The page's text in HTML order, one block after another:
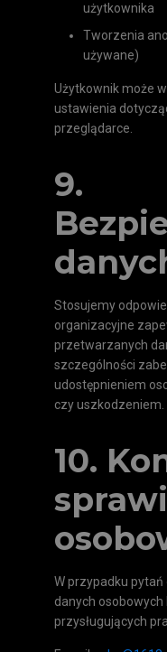
użytkownika
Tworzenia
używane)
Użytkownik może
ustawienia
przeglądarce.
9.
Stosujemy
organizacyjne
przetwarzanych
szczególności
udostępnieniem
czy uszkodzeniem.
10.
W przypadku
danych
przysługujących